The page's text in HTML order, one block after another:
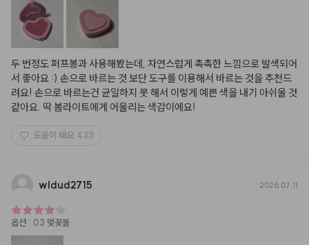
두 번정도 퍼프봉과 사용해봤는데, 자연스럽게 촉촉한 느낌으로 발색되어
서 좋아요 :) 손으로 바르는 것 보단 도구를 이용해서 바르는 것을 추천드
려요! 손으로 바르는건 균일하지 못 해서 이렇게 예쁜 색을 내기 아쉬울 것
같아요. 딱 봄라이트에게 어울리는 색감이에요!
도움이 돼요 433
wldud2715 2026.07.11
옵션 : 03 벚꽃볼